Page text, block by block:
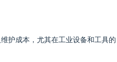
护成本，尤其在工业设备和工具的